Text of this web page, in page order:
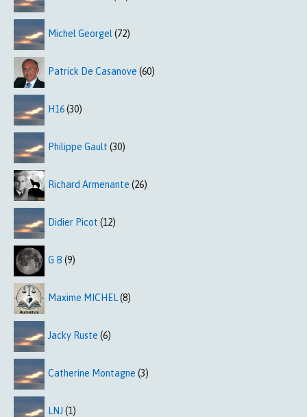
Michel Georgel (72)
Patrick De Casanove (60)
H16(30)
Philippe Gault (30)
Richard Armenante (26)
Didier Picot (12)
G B (9)
Maxime MICHEL(8)
Jacky Ruste (6)
Catherine Montagne (3)
LNJ (1)